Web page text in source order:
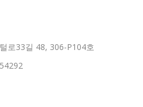
로33길 48, 306-P104호